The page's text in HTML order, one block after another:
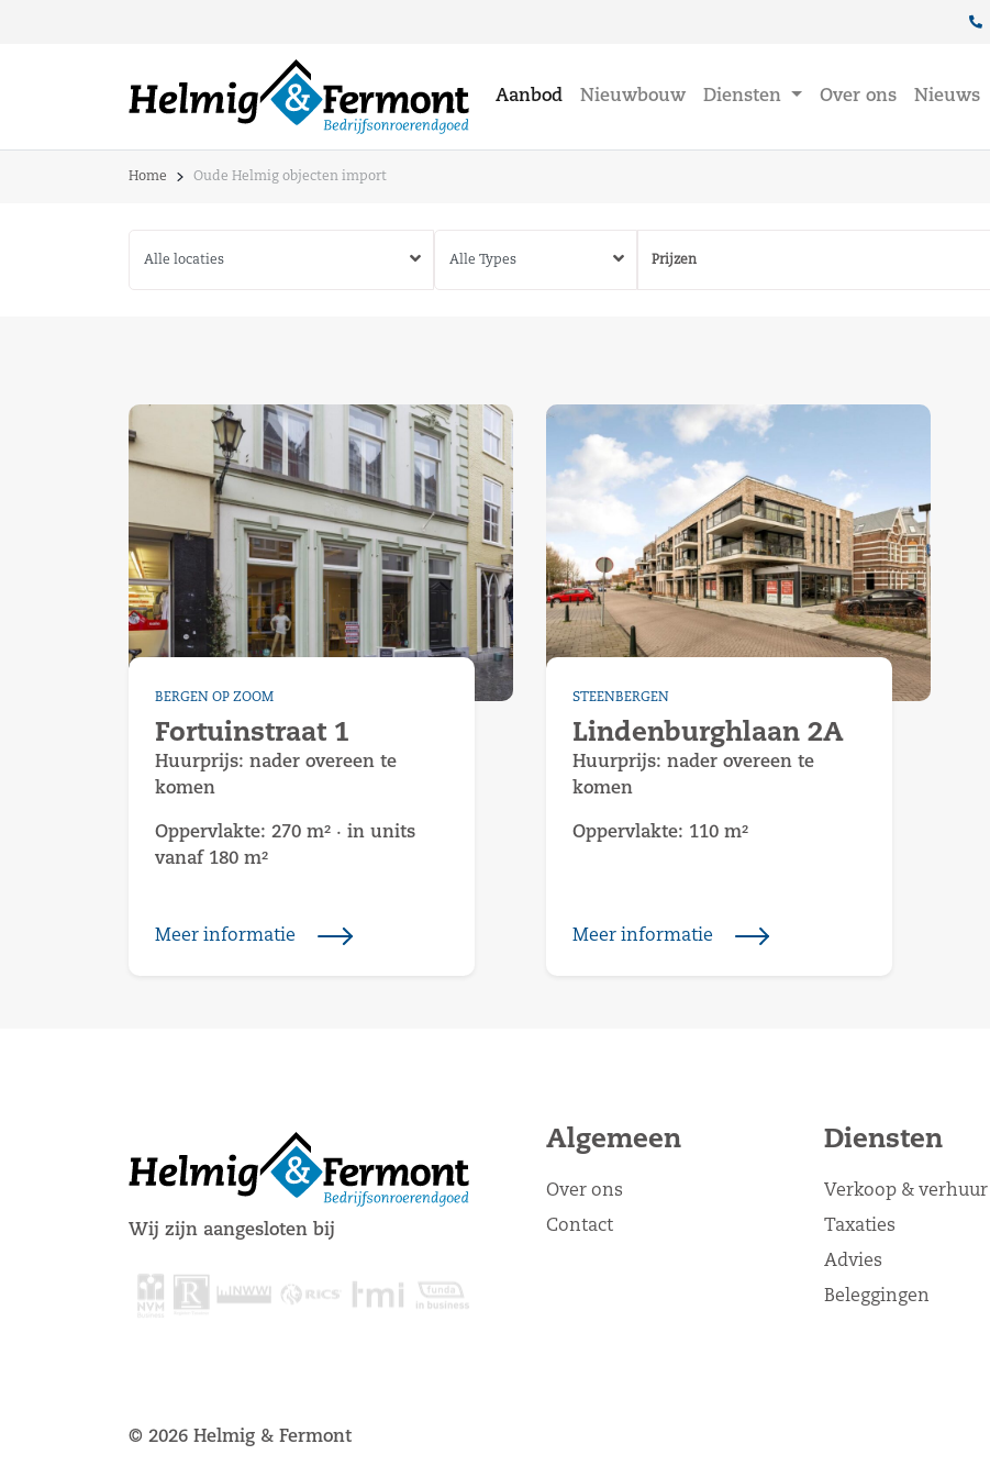
Aanbod Nieuwbouw Diensten Over ons Nieuws
Home Oude Helmig objecten import
Prijzen
BERGEN OP ZOOM
Fortuinstraat 1
Huurprijs: nader overeen te
komen
Oppervlakte: 270 m² · in units
vanaf 180 m²
Meer informatie
STEENBERGEN
Lindenburghlaan 2A
Huurprijs: nader overeen te
komen
Oppervlakte: 110 m²
Meer informatie
Wij zijn aangesloten bij
Algemeen
Over ons
Contact
Diensten
Verkoop & verhuur
Taxaties
Advies
Beleggingen
© 2026 Helmig & Fermont